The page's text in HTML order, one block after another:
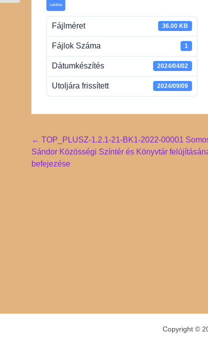
Letöltés
Fájlméret 36.00 KB
Fájlok Száma 1
Dátumkészítés 2024/04/02
Utoljára frissített 2024/09/09
Post
navigation
← TOP_PLUSZ-1.2.1-21-BK1-2022-00001
Sándor Közösségi Színtér és Könyvtár
befejezése
Copyright ©